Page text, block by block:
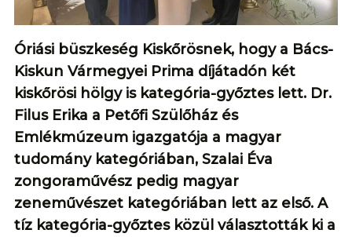
Óriási büszkeség Kiskőrösnek, hogy a Bács-
Kiskun Vármegyei Prima díjátadón két
kiskőrösi hölgy is kategória-győztes lett. Dr.
Filus Erika a Petőfi Szülőház és
Emlékmúzeum igazgatója a magyar
tudomány kategóriában, Szalai Éva
zongoraművész pedig magyar
zeneművészet kategóriában lett az első. A
tíz kategória-győztes közül választották ki a